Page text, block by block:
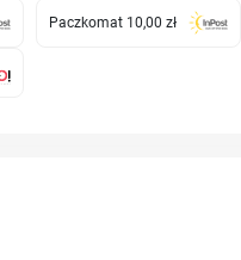
Paczkomat 10,00 zł